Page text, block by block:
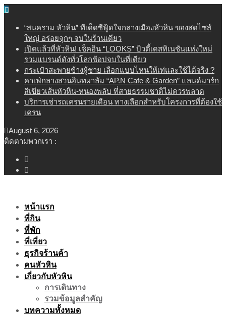
Skip
content“สนคราม หัวหิน” ทีเด็ดซีฟู้ดใจกลางเมืองหัวหิน ของสดไซส์
ใหญ่ อร่อยจุกๆ จบในร้านเดียว
เปิดแล้วที่หัวหิน! เช็คอิน “LOOKS” บิวตี้เดสทิเนชันแห่งใหม่
รวมแบรนด์ดังทั่วโลกช้อปจบในที่เดียว
กระเป๋าสะพายข้างผู้ชาย เลือกแบบไหนให้เท่และใช้ได้จริง ?
คาเฟ่กลางสวนอินทผาลัม “AP.N Cafe & Garden” แลนด์มาร์ก
สีเขียวเส้นหัวหิน-หนองพลับ ที่สายธรรมชาติไม่ควรพลาด
บริการเช่ารถเครนรายเดือน ทางเลือกสำหรับโครงการที่ต้องใช้
เครน
August 6, 2026
ติดตามพวกเรา :
หน้าแรก
ที่กิน
ที่พัก
ที่เที่ยว
ธุรกิจร้านค้า
คนหัวหิน
เกี่ยวกับหัวหิน
การเดินทาง
รวมข้อมูลสำคัญ
บทความทั้งหมด